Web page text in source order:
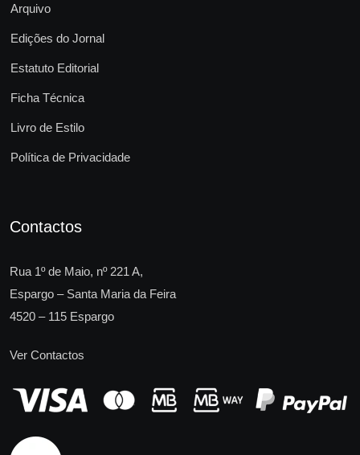
Arquivo
Edições do Jornal
Estatuto Editorial
Ficha Técnica
Livro de Estilo
Política de Privacidade
Contactos
Rua 1º de Maio, nº 221 A,
Espargo – Santa Maria da Feira
4520 – 115 Espargo
Ver Contactos